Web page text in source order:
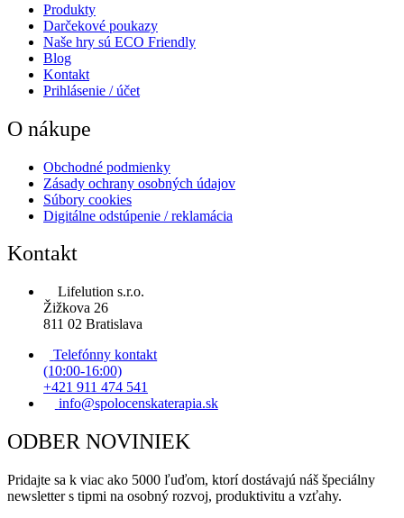
Produkty
Darčekové poukazy
Naše hry sú ECO Friendly
Blog
Kontakt
Prihlásenie / účet
O nákupe
Obchodné podmienky
Zásady ochrany osobných údajov
Súbory cookies
Digitálne odstúpenie / reklamácia
Kontakt
Lifelution s.r.o.
Žižkova 26
811 02 Bratislava
Telefónny kontakt
(10:00-16:00)
+421 911 474 541
info@spolocenskaterapia.sk
ODBER NOVINIEK
Pridajte sa k viac ako 5000 ľuďom, ktorí dostávajú náš špeciálny
newsletter s tipmi na osobný rozvoj, produktivitu a vzťahy.